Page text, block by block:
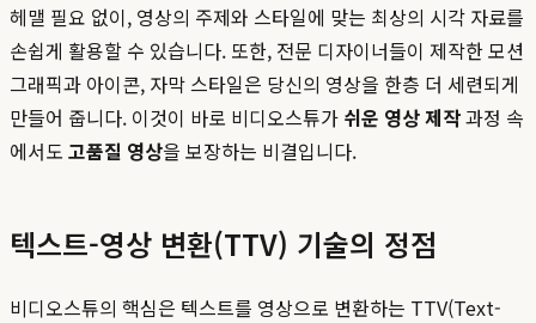
헤맬 필요 없이, 영상의 주제와 스타일에 맞는 최상의 시각 자료를
손쉽게 활용할 수 있습니다. 또한, 전문 디자이너들이 제작한 모션
그래픽과 아이콘, 자막 스타일은 당신의 영상을 한층 더 세련되게
만들어 줍니다. 이것이 바로 비디오스튜가 쉬운 영상 제작과정 속
에서도 고품질 영상을 보장하는 비결입니다.
텍스트-영상 변환(TTV) 기술의 정점
비디오스튜의 핵심은 텍스트를 영상으로 변환하는 TTV(Text-